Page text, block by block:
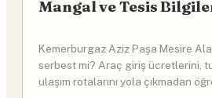
Mangal ve Tesis
Kemerburgaz Aziz Paşa Mesire
serbest mi? Araç giriş ücretlerini,
ulaşım rotalarını yola çıkmadan